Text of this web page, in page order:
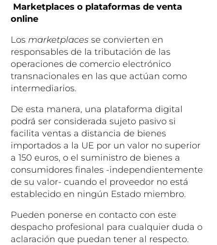
Marketplaces o plataformas de venta
online
Los marketplacesse convierten en
responsables de la tributación de las
operaciones de comercio electrónico
transnacionales en las que actúan como
intermediarios.
De esta manera, una plataforma digital
podrá ser considerada sujeto pasivo si
facilita ventas a distancia de bienes
importados a la UE por un valor no superior
a 150 euros, o el suministro de bienes a
consumidores finales -independientemente
de su valor- cuando el proveedor no está
establecido en ningún Estado miembro.
Pueden ponerse en contacto con este
despacho profesional para cualquier duda o
aclaración que puedan tener al respecto.